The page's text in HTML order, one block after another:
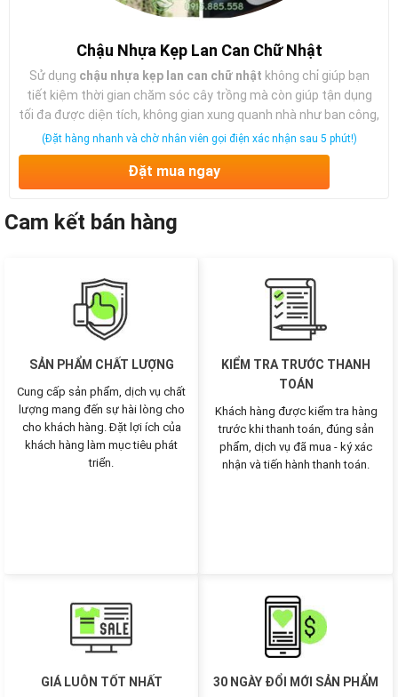
Chậu Nhựa Kẹp Lan Can Chữ Nhật
Sử dụng chậu nhựa kẹp lan can chữ nhật không chỉ giúp bạn
tiết kiệm thời gian chăm sóc cây trồng mà còn giúp tận dụng
tối đa được diện tích, không gian xung quanh nhà như ban công,
lan can, hàng rào… Cây Cảnh Hà Nội bán chậu nhựa kẹp lan can
trồng câyvới nhiều kích thước khác nhau, cam kết chất lượng,
giá cạnh tranh,… Liên hệ ngay hotline:
tư vấn và nhận báo giá cụ thể bạn nhé!
(Đặt hàng nhanh và chờ nhân viên gọi điện xác nhận sau 5 phút!)
Đặt mua ngay
Cam kết bán hàng
SẢN PHẨM CHẤT LƯỢNG
Cung cấp sản phẩm, dịch vụ chất
lượng mang đến sự hài lòng cho
cho khách hàng. Đặt lợi ích của
khách hàng làm mục tiêu phát
triển.
KIỂM TRA TRƯỚC THANH
TOÁN
Khách hàng được kiểm tra hàng
trước khi thanh toán, đúng sản
phẩm, dịch vụ đã mua - ký xác
nhận và tiến hành thanh toán.
GIÁ LUÔN TỐT NHẤT 30 NGÀY ĐỔI MỚI SẢN PHẨM